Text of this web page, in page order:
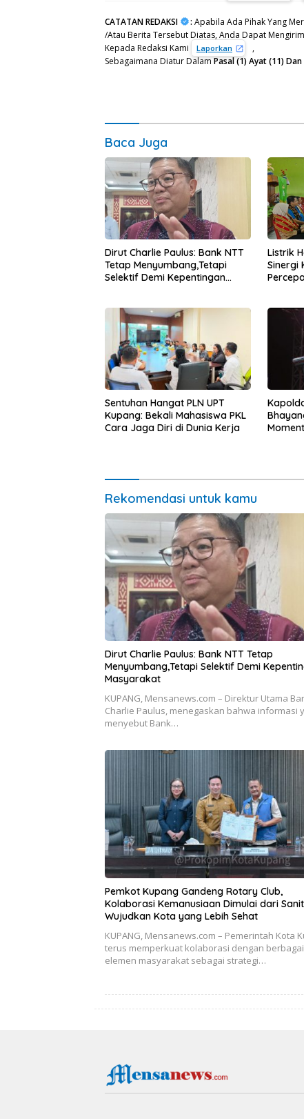
CATATAN REDAKSI : Apabila Ada Pihak Yang
/Atau Berita Tersebut Diatas, Anda Dapat
Kepada Redaksi Kami
Laporkan
,
Sebagaimana Diatur DalamPasal (1) Ayat (11)
Baca Juga
Dirut Charlie Paulus: Bank NTT
Tetap Menyumbang,Tetapi
Selektif Demi Kepentingan
Listrik
Sinergi
Sentuhan Hangat PLN UPT
Kupang: Bekali Mahasiswa PKL
Cara Jaga Diri di Dunia Kerja
Rekomendasi untuk kamu
Dirut Charlie Paulus: Bank NTT Tetap
Menyumbang,Tetapi Selektif Demi
Masyarakat
KUPANG, Mensanews.com – Direktur Utama
Charlie Paulus, menegaskan bahwa informasi
menyebut Bank…
Pemkot Kupang Gandeng Rotary Club,
Kolaborasi Kemanusiaan Dimulai dari
Wujudkan Kota yang Lebih Sehat
KUPANG, Mensanews.com – Pemerintah Kota
terus memperkuat kolaborasi dengan berbagai
elemen masyarakat sebagai strategi…